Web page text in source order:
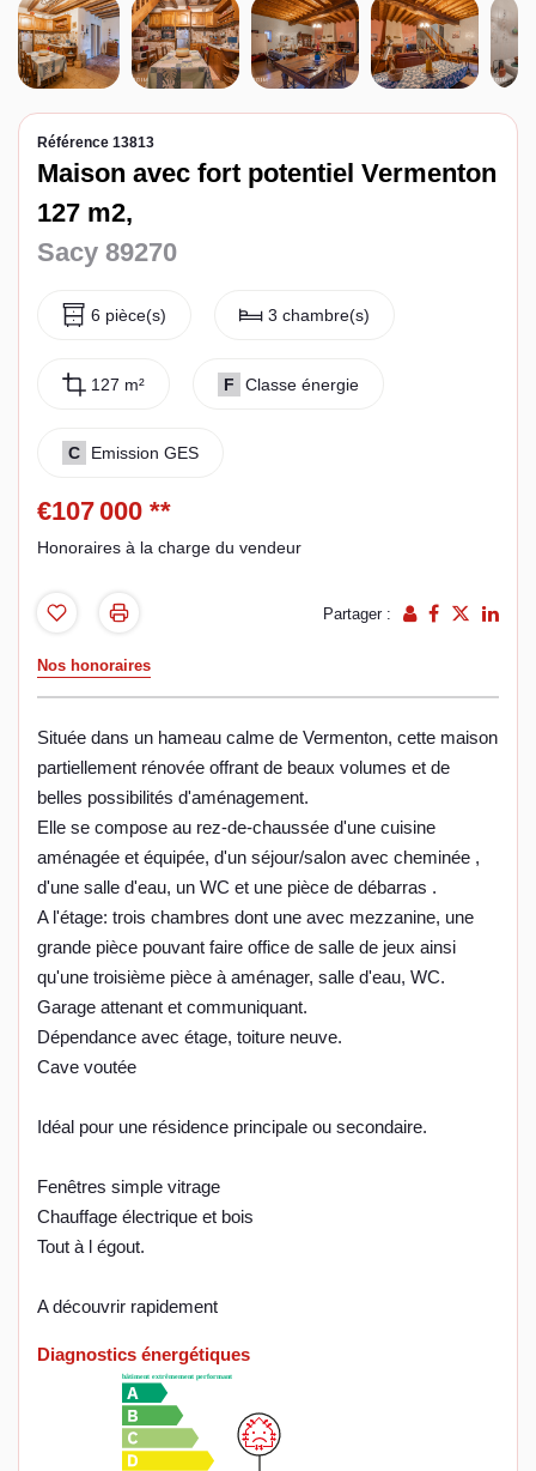
Espace client
Référence 13813
Maison avec fort potentiel Vermenton
127 m2,
Sacy 89270
6 pièce(s) 3 chambre(s)
127 m² F Classe énergie
C Emission GES
€107 000 **
Honoraires à la charge du vendeur
Partager :
Nos honoraires
Située dans un hameau calme de Vermenton, cette maison
partiellement rénovée offrant de beaux volumes et de
belles possibilités d'aménagement.
Elle se compose au rez-de-chaussée d'une cuisine
aménagée et équipée, d'un séjour/salon avec cheminée ,
d'une salle d'eau, un WC et une pièce de débarras .
A l'étage: trois chambres dont une avec mezzanine, une
grande pièce pouvant faire office de salle de jeux ainsi
qu'une troisième pièce à aménager, salle d'eau, WC.
Garage attenant et communiquant.
Dépendance avec étage, toiture neuve.
Cave voutée
Idéal pour une résidence principale ou secondaire.
Fenêtres simple vitrage
Chauffage électrique et bois
Tout à l égout.
A découvrir rapidement
Diagnostics énergétiques